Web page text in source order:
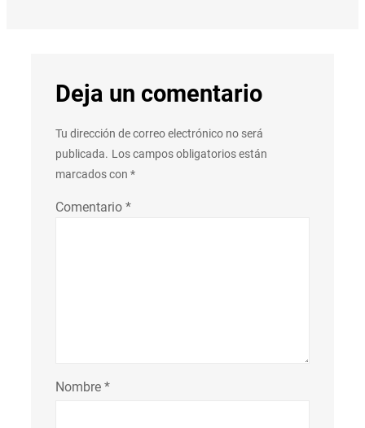
Deja un comentario
Tu dirección de correo electrónico no será
publicada. Los campos obligatorios están
marcados con *
Comentario *
Nombre *